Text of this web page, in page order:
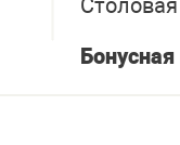
Столовая